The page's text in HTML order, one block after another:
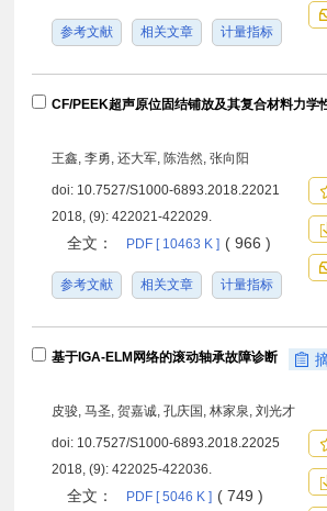
参考文献 相关文章 计量指标
CF/PEEK超声原位固结铺放及其复合材料力学
王鑫, 李勇, 还大军, 陈浩然, 张向阳
doi: 10.7527/S1000-6893.2018.22021
2018, (9): 422021-422029.
全文： PDF [ 10463 K ] ( 966 )
参考文献 相关文章 计量指标
基于IGA-ELM网络的滚动轴承故障诊断
皮骏, 马圣, 贺嘉诚, 孔庆国, 林家泉, 刘光才
doi: 10.7527/S1000-6893.2018.22025
2018, (9): 422025-422036.
全文： PDF [ 5046 K ] ( 749 )